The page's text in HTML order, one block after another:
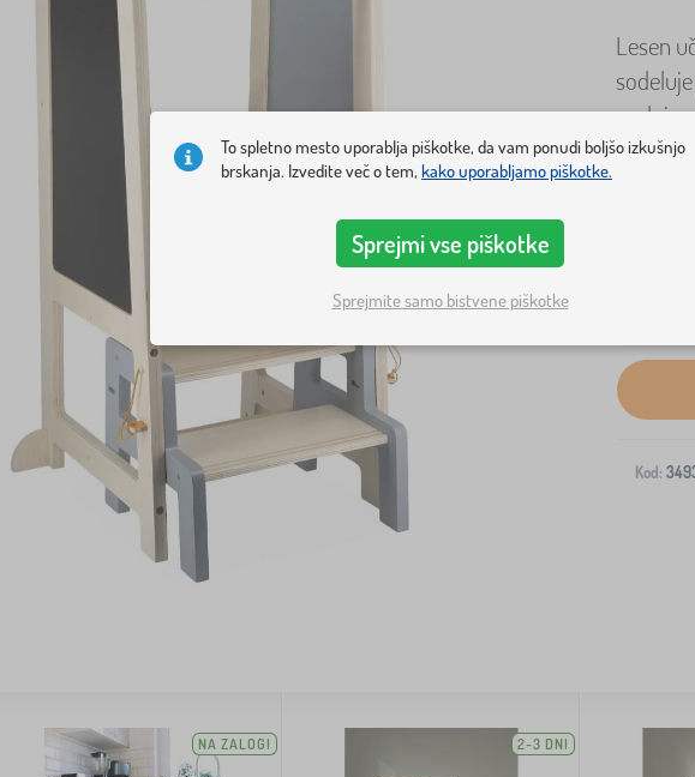
Lesen
podpira
Kod:
NA ZALOGI 2-3 DNI
To spletno mesto uporablja piškotke, da vam ponudi boljšo izkušnjo
brskanja. Izvedite več o tem, kako uporabljamo piškotke.
Sprejmi vse piškotke
Sprejmite samo bistvene piškotke